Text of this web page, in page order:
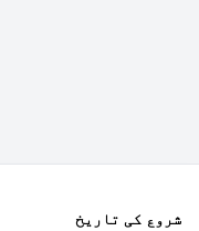
شروع کی تاریخ